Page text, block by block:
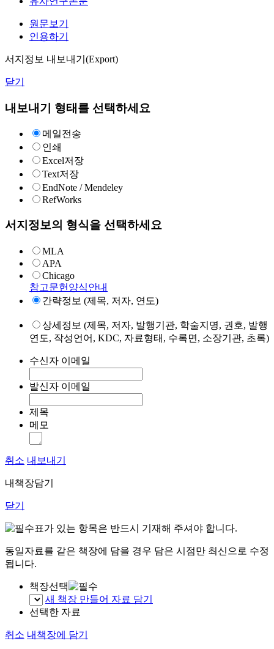
원문보기
인용하기
서지정보 내보내기(Export)
닫기
내보내기 형태를 선택하세요
메일전송
인쇄
Excel저장
Text저장
EndNote / Mendeley
RefWorks
서지정보의 형식을 선택하세요
MLA
APA
Chicago
참고문헌양식안내
간략정보 (제목, 저자, 연도)
상세정보 (제목, 저자, 발행기관, 학술지명, 권호, 발행
연도, 작성언어, KDC, 자료형태, 수록면, 소장기관, 초록)
수신자 이메일
발신자 이메일
제목
메모
취소 내보내기
내책장담기
닫기
표가 있는 항목은 반드시 기재해 주셔야 합니다.
동일자료를 같은 책장에 담을 경우 담은 시점만 최신으로 수정
됩니다.
책장선택
새 책장 만들어 자료 담기
선택한 자료
취소 내책장에 담기